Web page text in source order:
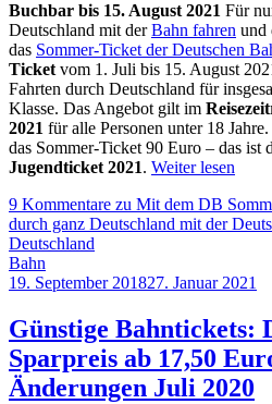
Buchbar bis 15. August 2021 Für
Deutschland mit derBahn fahren und
das Sommer-Ticket der Deutschen
Ticket vom 1. Juli bis 15. August
Fahrten durch Deutschland für
Klasse. Das Angebot gilt im
2021 für alle Personen unter 18
das Sommer-Ticket 90 Euro – das ist
Jugendticket 2021. Weiter lesen
9 Kommentare zu Mit dem DB
durch ganz Deutschland mit der
Deutschland
Bahn
19. September 201827. Januar 2021
Günstige Bahntickets:
Sparpreis ab 17,50
Änderungen Juli 2020